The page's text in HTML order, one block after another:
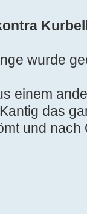
wurde
einem
das
und